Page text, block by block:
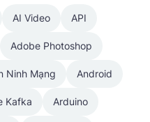
AI Video API
Adobe Photoshop
Ninh Mạng Android
Kafka Arduino